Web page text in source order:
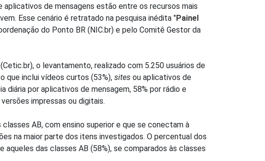
aplicativos de mensagens estão entre os recursos mais
Esse cenário é retratado na pesquisa inédita "Painel
do Ponto BR (NIC.br) e pelo Comitê Gestor da
o levantamento, realizado com 5.250 usuários de
que inclui vídeos curtos (53%), sites ou aplicativos de
diária por aplicativos de mensagem, 58% por rádio e
impressas ou digitais.
AB, com ensino superior e que se conectam à
na maior parte dos itens investigados. O percentual dos
das classes AB (58%), se comparados às classes